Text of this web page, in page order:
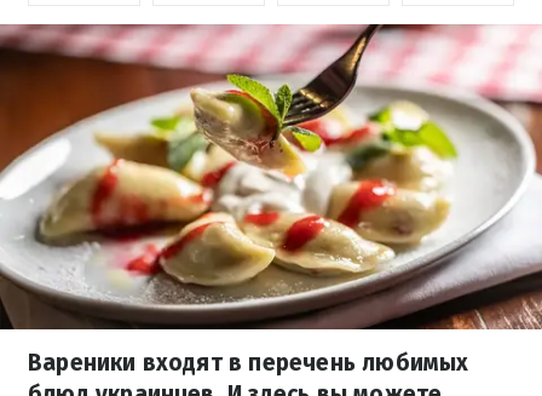
Вареники входят в перечень любимых